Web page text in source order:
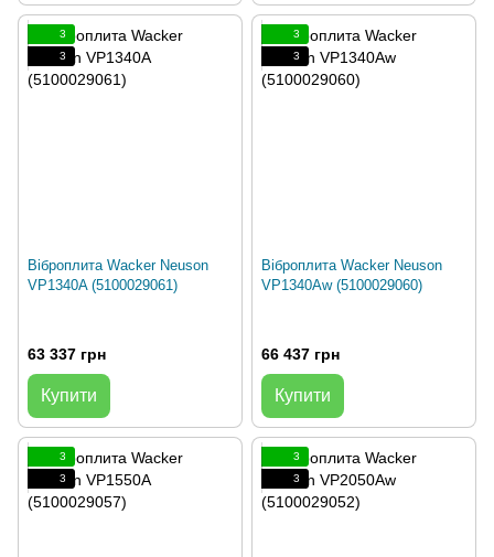
3
3
Віброплита Wacker Neuson
VP1340A (5100029061)
63 337 грн
Купити
3
3
Віброплита Wacker Neuson
VP1340Aw (5100029060)
66 437 грн
Купити
3
3
3
3